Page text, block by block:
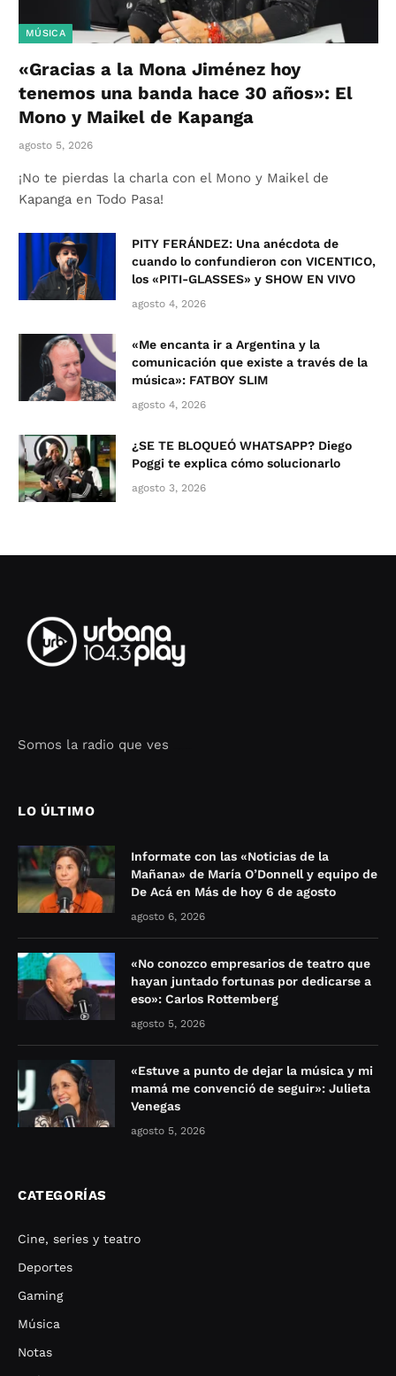
MÚSICA
«Gracias a la Mona Jiménez hoy
tenemos una banda hace 30 años»: El
Mono y Maikel de Kapanga
agosto 5, 2026
¡No te pierdas la charla con el Mono y Maikel de
Kapanga en Todo Pasa!
PITY FERÁNDEZ: Una anécdota de
cuando lo confundieron con VICENTICO,
los «PITI-GLASSES» y SHOW EN VIVO
agosto 4, 2026
«Me encanta ir a Argentina y la
comunicación que existe a través de la
música»: FATBOY SLIM
agosto 4, 2026
¿SE TE BLOQUEÓ WHATSAPP? Diego
Poggi te explica cómo solucionarlo
agosto 3, 2026
Somos la radio que ves
LO ÚLTIMO
Informate con las «Noticias de la
Mañana» de María O’Donnell y equipo de
De Acá en Más de hoy 6 de agosto
agosto 6, 2026
«No conozco empresarios de teatro que
hayan juntado fortunas por dedicarse a
eso»: Carlos Rottemberg
agosto 5, 2026
«Estuve a punto de dejar la música y mi
mamá me convenció de seguir»: Julieta
Venegas
agosto 5, 2026
CATEGORÍAS
Cine, series y teatro
Deportes
Gaming
Música
Notas